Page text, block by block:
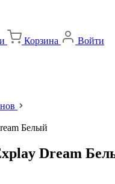
Корзина Войти
Белый
Dream